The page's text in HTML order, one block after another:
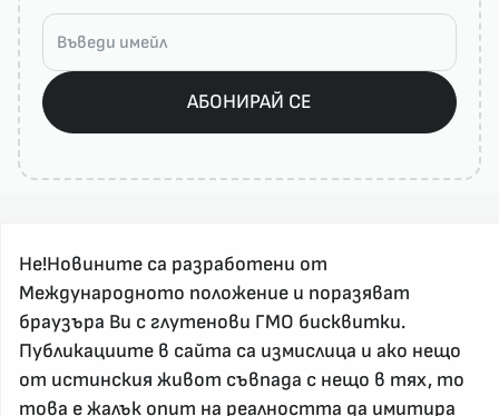
АБОНИРАЙ СЕ
За реклама и връзка с нас, пишете на
nenovinite@gmail.com
Не!Новините са разработени от
Международното положение и поразяват
браузъра Ви с глутенови ГМО бисквитки.
Публикациите в сайта са измислица и ако нещо
от истинския живот съвпада с нещо в тях, то
това е жалък опит на реалността да имитира